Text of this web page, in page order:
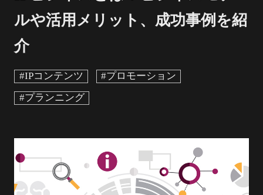
ルや活用メリット、成功事例を紹
介
#IPコンテンツ
#プロモーション
#プランニング